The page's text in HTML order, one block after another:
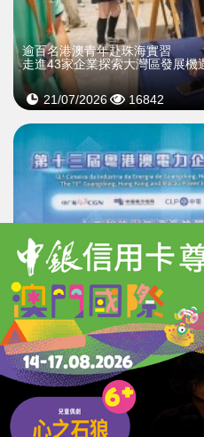
逾百名港澳青年赴珠海實習
走進43家企業探索大灣區發展機
21/07/2026 16842
粵港澳電力企業高峰會在澳舉行
聚焦人工智能與能源高質量發展
18/06/2026 12903